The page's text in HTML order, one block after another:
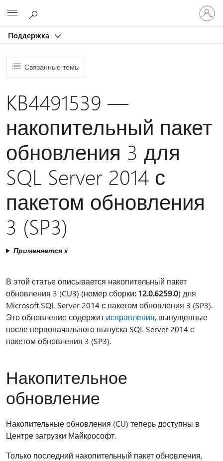
Поддержка
Связанные темы
KB4491539 —
накопительный пакет
обновления 3 для
SQL Server 2014 с
пакетом обновления
3 (SP3)
Применяется к
В этой статье описывается накопительный пакет
обновления 3 (CU3) (номер сборки: 12.0.6259.0) для
Microsoft SQL Server 2014 с пакетом обновления 3 (SP3).
Это обновление содержит исправления, выпущенные
после первоначального выпуска SQL Server 2014 с
пакетом обновления 3 (SP3).
Накопительное
обновление
Накопительные обновления (CU) теперь доступны в
Центре загрузки Майкрософт.
Только последний накопительный пакет обновления,